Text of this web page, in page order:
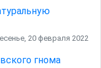
20 февраля 2022
гнома